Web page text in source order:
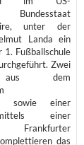
Bundesstaat
unter der
Landa ein
1. Fußballschule
Zwei
aus dem
sowie einer
einer
Frankfurter
das